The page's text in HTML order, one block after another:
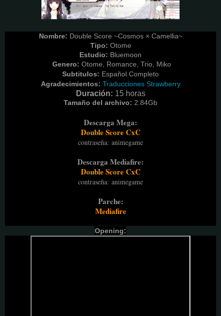
Nombre: Double Score ~Cosmos × Camellia~
Tipo: Otome
Estudio: Bluemoon
Genero: Otome, Romance, Trio, Miko
Subtitulos: Español Completo
Agradecimientos: Traducciones Strawberry
Duración: 15 horas
Tamaño del archivo: 2.84Gb
Descarga Mega:
Double Score CxC
contraseña: animegame
Descarga Mediafire:
Double Score CxC
contraseña: animegame
Parche:
Mediafire
Opening: